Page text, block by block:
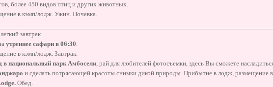
более 450 видов птиц и других животных.
в кэмп/лодж. Ужин. Ночевка.
завтрак.
утреннее сафари в 06:30.
в кэмп/лодж. Завтрак.
в национальный парк Амбосели, рай для любителей фотосъемки, здесь Вы сможете
и сделать потрясающей красоты снимки дикой природы. Прибытие в лодж, размещение в
. Обед.